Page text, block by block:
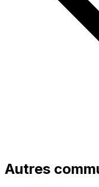
Autres